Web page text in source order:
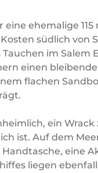
eine ehemalige
südlich von
im Salem
einen
flachen
ein
ist. Auf dem
eine
liegen